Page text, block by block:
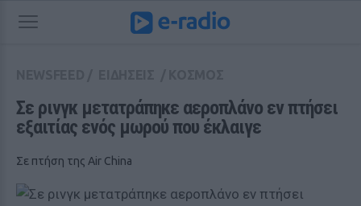
Σε ρινγκ μετατράπηκε αεροπλάνο εν πτήσει
εξαιτίας ενός μωρού που έκλαιγε
Σε πτήση της Air China